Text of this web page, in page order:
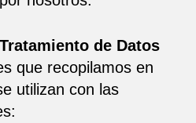
de Datos
que recopilamos en
utilizan con las